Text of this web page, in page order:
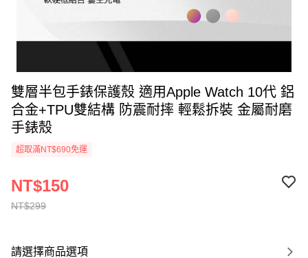
雙層半包手錶保護殼 適用Apple Watch 10代 鋁
合金+TPU雙結構 防震耐摔 輕鬆拆裝 金屬耐磨
手錶殼
超取滿NT$690免運
NT$299
NT$150
請選擇商品選項